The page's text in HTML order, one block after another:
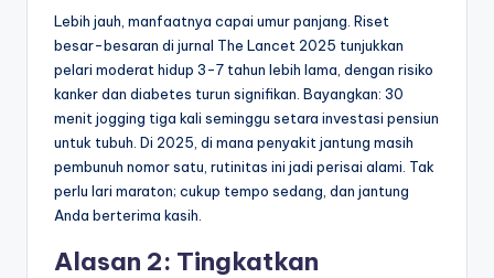
Lebih jauh, manfaatnya capai umur panjang. Riset
besar-besaran di jurnal The Lancet 2025 tunjukkan
pelari moderat hidup 3-7 tahun lebih lama, dengan risiko
kanker dan diabetes turun signifikan. Bayangkan: 30
menit jogging tiga kali seminggu setara investasi pensiun
untuk tubuh. Di 2025, di mana penyakit jantung masih
pembunuh nomor satu, rutinitas ini jadi perisai alami. Tak
perlu lari maraton; cukup tempo sedang, dan jantung
Anda berterima kasih.
Alasan 2: Tingkatkan